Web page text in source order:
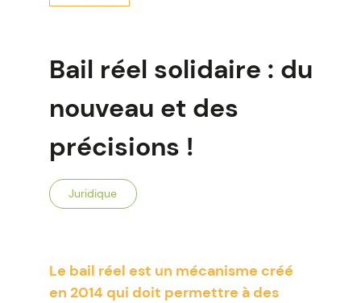
Bail réel solidaire : du
nouveau et des
précisions !
Juridique
Le bail réel est un mécanisme créé
en 2014 qui doit permettre à des